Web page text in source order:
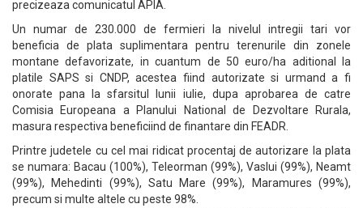
precizeaza comunicatul APIA.
Un numar de 230.000 de fermieri la nivelul intregii tari vor
beneficia de plata suplimentara pentru terenurile din zonele
montane defavorizate, in cuantum de 50 euro/ha aditional la
platile SAPS si CNDP, acestea fiind autorizate si urmand a fi
onorate pana la sfarsitul lunii iulie, dupa aprobarea de catre
Comisia Europeana a Planului National de Dezvoltare Rurala,
masura respectiva beneficiind de finantare din FEADR.
Printre judetele cu cel mai ridicat procentaj de autorizare la plata
se numara: Bacau (100%), Teleorman (99%), Vaslui (99%), Neamt
(99%), Mehedinti (99%), Satu Mare (99%), Maramures (99%),
precum si multe altele cu peste 98%.